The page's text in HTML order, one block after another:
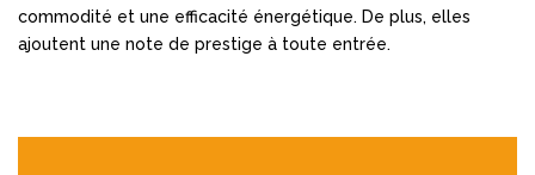
commodité et une efficacité énergétique. De plus, elles
ajoutent une note de prestige à toute entrée.